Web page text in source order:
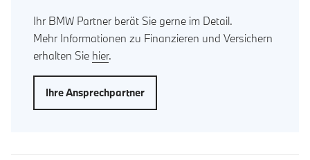
Ihr BMW Partner berät Sie gerne im Detail.
Mehr Informationen zu Finanzieren und Versichern
erhalten Sie hier.
Ihre Ansprechpartner